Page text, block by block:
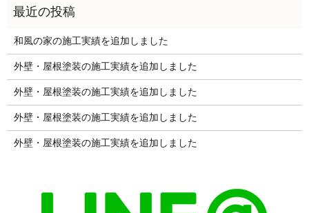
和風の家の施工実績を追加しました
外壁・屋根塗装の施工実績を追加しました
外壁・屋根塗装の施工実績を追加しました
外壁・屋根塗装の施工実績を追加しました
外壁・屋根塗装の施工実績を追加しました